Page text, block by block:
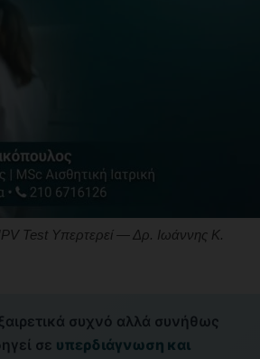
Test Υπερτερεί — Δρ. Ιωάννης Κ.
συχνό αλλά συνήθως
σε υπερδιάγνωση και